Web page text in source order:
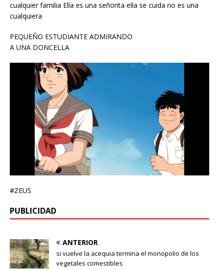
cualquier familia Ella es una señorita ella se cuida no es una
cualquiera
PEQUEÑO ESTUDIANTE ADMIRANDO
A UNA DONCELLA
#ZEUS
PUBLICIDAD
ANTERIOR
si vuelve la acequia termina el monopolio de los
vegetales comestibles